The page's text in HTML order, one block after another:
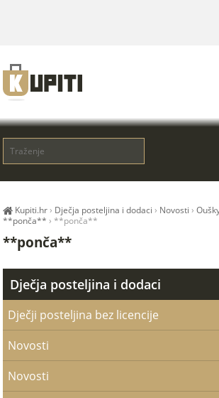
Kupiti.hr› Dječja posteljina i dodaci › Novosti ›
**ponča** ›**ponča**
**ponča**
Dječja posteljina i dodaci
Dječji posteljina bez licencije
Novosti
Novosti